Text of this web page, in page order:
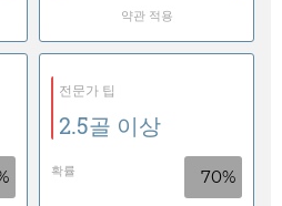
약관 적용
전문가 팁
2.5골 이상
확률 70%